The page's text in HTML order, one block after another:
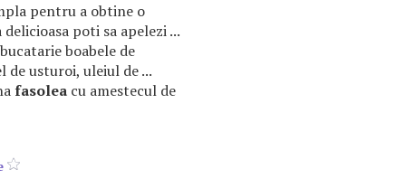
pentru a obtine o
poti sa apelezi ...
boabele de
de usturoi, uleiul de ...
fasolea cu amestecul de